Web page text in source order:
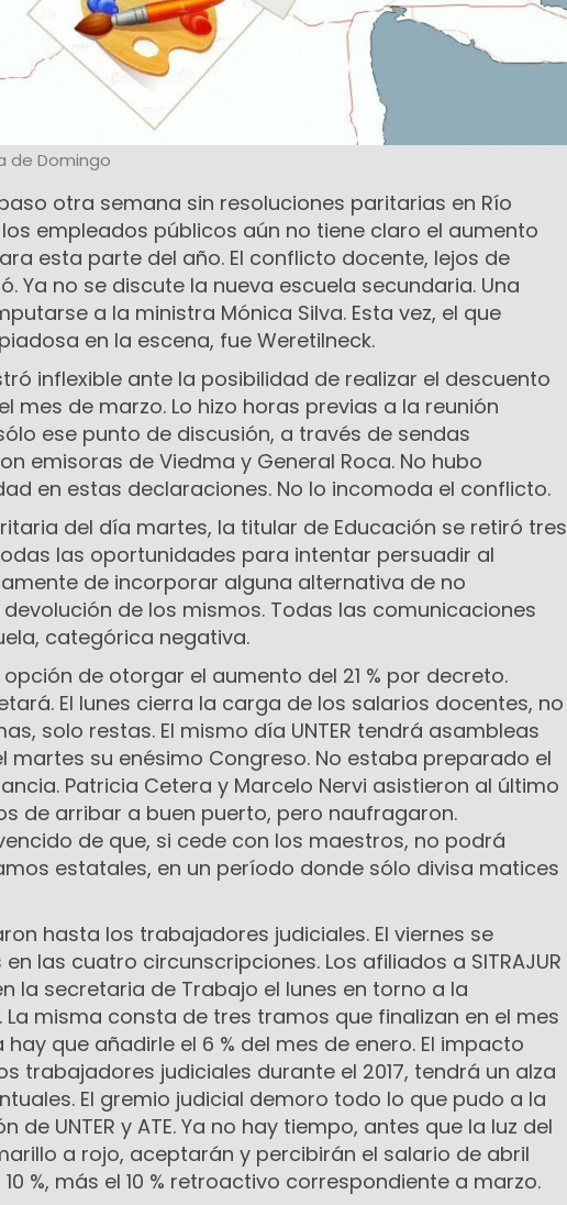
de Domingo
otra semana sin resoluciones paritarias en Río
empleados públicos aún no tiene claro el aumento
esta parte del año. El conflicto docente, lejos de
Ya no se discute la nueva escuela secundaria. Una
a la ministra Mónica Silva. Esta vez, el que
en la escena, fue Weretilneck.
inflexible ante la posibilidad de realizar el descuento
mes de marzo. Lo hizo horas previas a la reunión
ese punto de discusión, a través de sendas
emisoras de Viedma y General Roca. No hubo
en estas declaraciones. No lo incomoda el conflicto.
del día martes, la titular de Educación se retiró tres
las oportunidades para intentar persuadir al
de incorporar alguna alternativa de no
de los mismos. Todas las comunicaciones
categórica negativa.
de otorgar el aumento del 21 % por decreto.
El lunes cierra la carga de los salarios docentes, no
solo restas. El mismo día UNTER tendrá asambleas
martes su enésimo Congreso. No estaba preparado el
Patricia Cetera y Marcelo Nervi asistieron al último
de arribar a buen puerto, pero naufragaron.
de que, si cede con los maestros, no podrá
estatales, en un período donde sólo divisa matices
hasta los trabajadores judiciales. El viernes se
las cuatro circunscripciones. Los afiliados a SITRAJUR
la secretaria de Trabajo el lunes en torno a la
La misma consta de tres tramos que finalizan en el mes
que añadirle el 6 % del mes de enero. El impacto
trabajadores judiciales durante el 2017, tendrá un alza
El gremio judicial demoro todo lo que pudo a la
de UNTER y ATE. Ya no hay tiempo, antes que la luz del
a rojo, aceptarán y percibirán el salario de abril
%, más el 10 % retroactivo correspondiente a marzo.